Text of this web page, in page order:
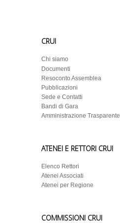
CRUI
Chi siamo
Documenti
Resoconto Assemblea
Pubblicazioni
Sede e Contatti
Bandi di Gara
Amministrazione Trasparente
ATENEI E RETTORI CRUI
Elenco Rettori
Atenei Associati
Atenei per Regione
COMMISSIONI CRUI